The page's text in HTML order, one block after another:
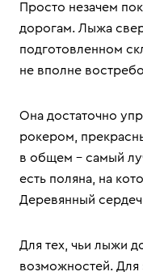
Просто незачем
дорогам. Лыжа
подготовленном
не вполне
Она достаточно
рокером,
в общем – самый
есть поляна, на
Деревянный
Для тех, чьи лыжи
возможностей. Для